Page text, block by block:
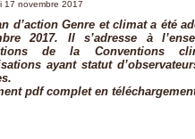
17 novembre 2017
d’action Genre et climat a été
2017. Il s’adresse à
de la Conventions
ayant statut
pdf complet en